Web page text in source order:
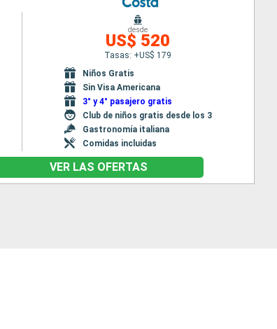
desde
US$ 520
Tasas: +US$ 179
Niños Gratis
Sin Visa Americana
3° y 4° pasajero gratis
Club de niños gratis desde los 3
Gastronomía italiana
Comidas incluidas
VER LAS OFERTAS